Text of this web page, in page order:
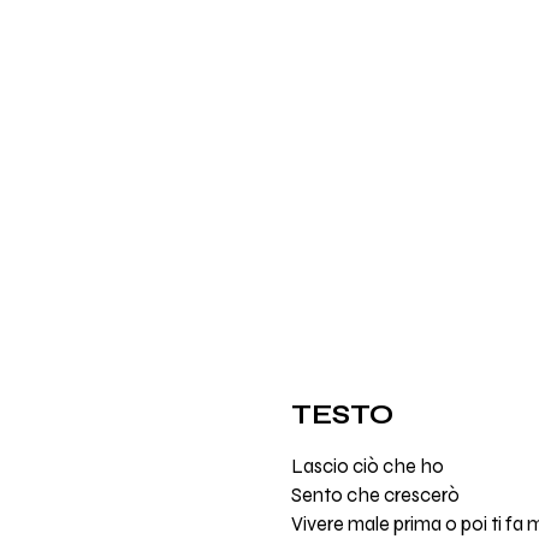
TESTO
Lascio ciò che ho
Sento che crescerò
Vivere male prima o poi ti fa